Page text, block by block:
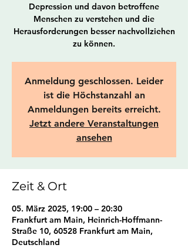
Depression und davon betroffene
Menschen zu verstehen und die
Herausforderungen besser nachvollziehen
zu können.
Anmeldung geschlossen. Leider
ist die Höchstanzahl an
Anmeldungen bereits erreicht.
Jetzt andere Veranstaltungen
ansehen
Zeit & Ort
05. März 2025, 19:00 – 20:30
Frankfurt am Main, Heinrich-Hoffmann-
Straße 10, 60528 Frankfurt am Main,
Deutschland